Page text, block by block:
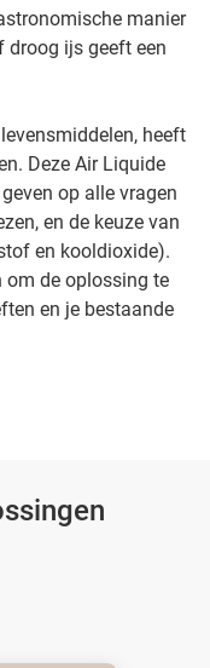
manier
droog ijs geeft een
heeft
Deze Air Liquide
op alle vragen
en de keuze van
en kooldioxide).
om de oplossing te
en je bestaande